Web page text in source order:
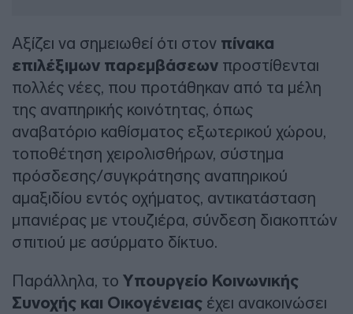
Αξίζει να σημειωθεί ότι στον πίνακα
επιλέξιμων παρεμβάσεων προστίθενται
πολλές νέες, που προτάθηκαν από τα μέλη
της αναπηρικής κοινότητας, όπως
αναβατόριο καθίσματος εξωτερικού χώρου,
τοποθέτηση χειρολισθήρων, σύστημα
πρόσδεσης/συγκράτησης αναπηρικού
αμαξιδίου εντός οχήματος, αντικατάσταση
μπανιέρας με ντουζιέρα, σύνδεση διακοπτών
σπιτιού με ασύρματο δίκτυο.
Παράλληλα, το Υπουργείο Κοινωνικής
Συνοχής και Οικογένειας έχει ανακοινώσει